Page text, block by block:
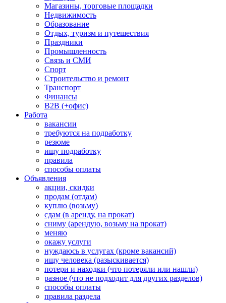
Магазины, торговые площадки
Недвижимость
Образование
Отдых, туризм и путешествия
Праздники
Промышленность
Связь и СМИ
Спорт
Строительство и ремонт
Транспорт
Финансы
B2B (+офис)
Работа
вакансии
требуются на подработку
резюме
ищу подработку
правила
способы оплаты
Объявления
акции, скидки
продам (отдам)
куплю (возьму)
сдам (в аренду, на прокат)
сниму (арендую, возьму на прокат)
меняю
окажу услуги
нуждаюсь в услугах (кроме вакансий)
ищу человека (разыскивается)
потери и находки (что потеряли или нашли)
разное (что не подходит для других разделов)
способы оплаты
правила раздела